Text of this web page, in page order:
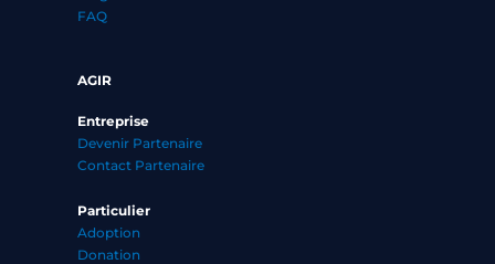
FAQ
AGIR
Entreprise
Devenir Partenaire
Contact Partenaire
Particulier
Adoption
Donation